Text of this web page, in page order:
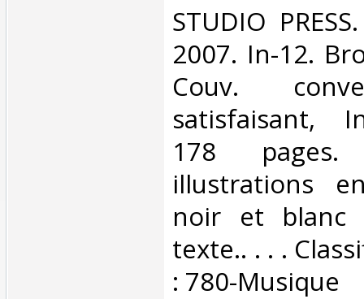
‎STUDIO
2007. In-12.
Couv.
satisfaisant,
178 pages.
illustrations
noir et blanc
texte.. . . .
: 780-Musique‎